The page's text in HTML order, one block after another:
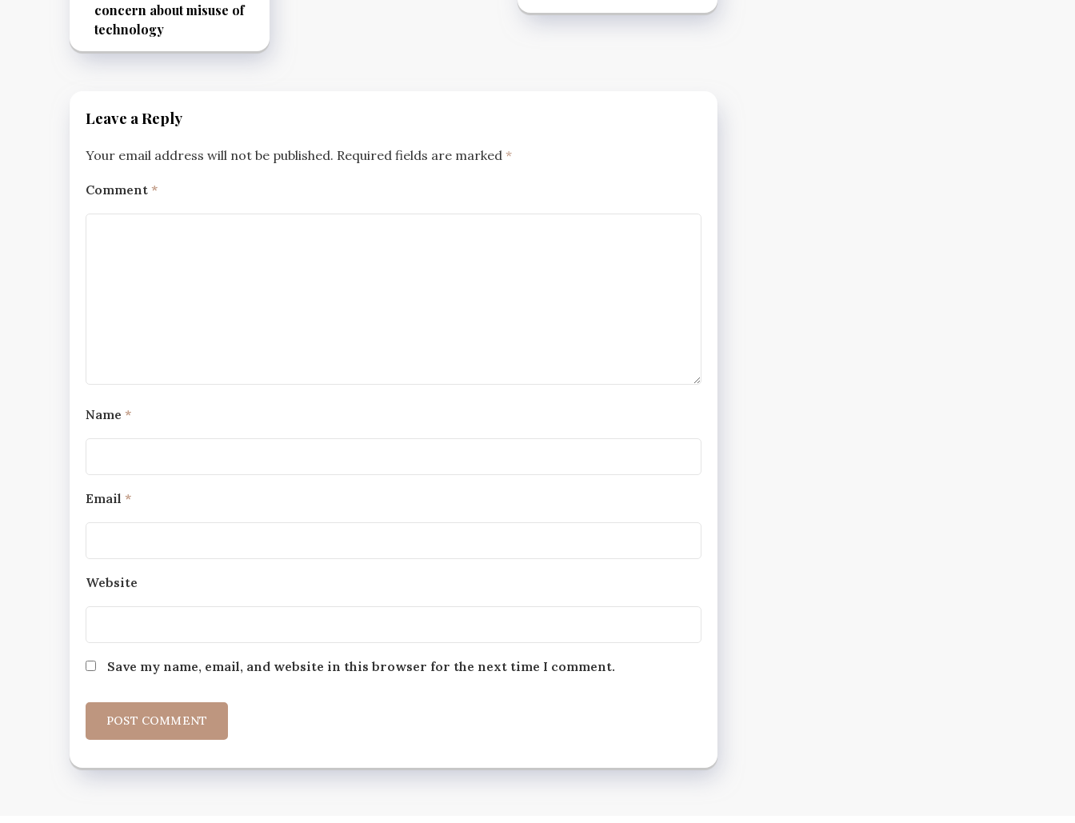
concern about misuse of
technology
Leave a Reply
Your email address will not be published. Required fields are marked *
Comment *
Name *
Email *
Website
Save my name, email, and website in this browser for the next time I comment.